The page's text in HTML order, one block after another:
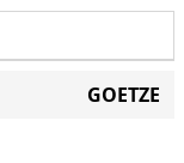
GOETZE